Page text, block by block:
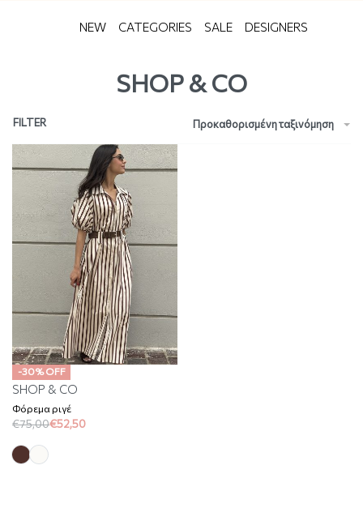
NEW CATEGORIES SALE DESIGNERS
SHOP & CO
Προκαθορισμένη ταξινόμηση
FILTER
-30% OFF
SHOP & CO
Φόρεμα ριγέ
€75,00€52,50